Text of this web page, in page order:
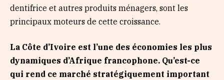
dentifrice et autres produits ménagers, sont les
principaux moteurs de cette croissance.
La Côte d’Ivoire est l’une des économies les plus
dynamiques d’Afrique francophone. Qu’est-ce
qui rend ce marché stratégiquement important